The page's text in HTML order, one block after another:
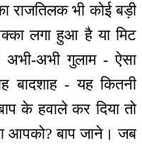
भी कोई बड़ी
लगा हुआ है या मिट
अभी-अभी गुलाम - ऐसा
बादशाह - यह कितनी
के हवाले कर दिया तो
आपको? बाप जाने। जब